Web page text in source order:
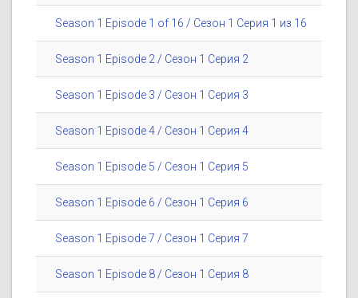
Season 1 Episode 1 of 16 / Сезон 1 Серия 1 из 16
Season 1 Episode 2 / Сезон 1 Серия 2
Season 1 Episode 3 / Сезон 1 Серия 3
Season 1 Episode 4 / Сезон 1 Серия 4
Season 1 Episode 5 / Сезон 1 Серия 5
Season 1 Episode 6 / Сезон 1 Серия 6
Season 1 Episode 7 / Сезон 1 Серия 7
Season 1 Episode 8 / Сезон 1 Серия 8